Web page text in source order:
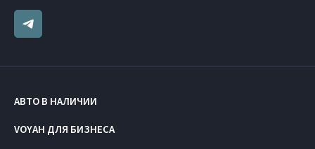
АВТО В НАЛИЧИИ
VOYAH ДЛЯ БИЗНЕСА